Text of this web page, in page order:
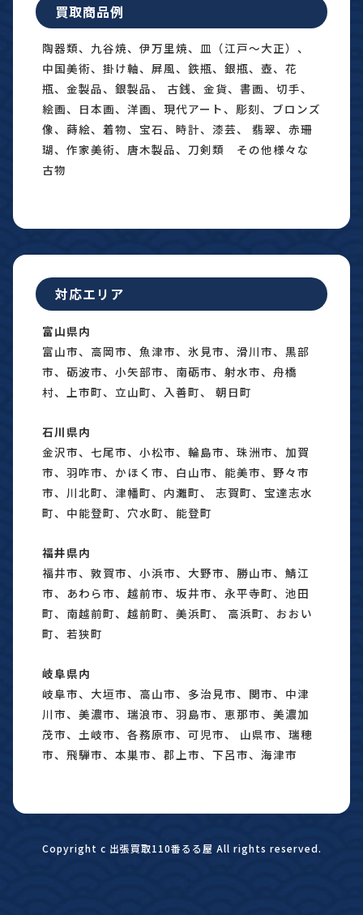
買取商品例
陶器類、九谷焼、伊万里焼、皿（江戸〜大正）、
中国美術、掛け軸、屏風、鉄瓶、銀瓶、壺、花
瓶、金製品、銀製品、 古銭、金貨、書画、切手、
絵画、日本画、洋画、現代アート、彫刻、ブロンズ
像、蒔絵、着物、宝石、時計、漆芸、 翡翠、赤珊
瑚、作家美術、唐木製品、刀剣類 その他様々な
古物
対応エリア
富山県内
富山市、高岡市、魚津市、氷見市、滑川市、黒部
市、砺波市、小矢部市、南砺市、射水市、舟橋
村、上市町、立山町、入善町、 朝日町
石川県内
金沢市、七尾市、小松市、輪島市、珠洲市、加賀
市、羽咋市、かほく市、白山市、能美市、野々市
市、川北町、津幡町、内灘町、 志賀町、宝達志水
町、中能登町、穴水町、能登町
福井県内
福井市、敦賀市、小浜市、大野市、勝山市、鯖江
市、あわら市、越前市、坂井市、永平寺町、池田
町、南越前町、越前町、美浜町、 高浜町、おおい
町、若狭町
岐阜県内
岐阜市、大垣市、高山市、多治見市、関市、中津
川市、美濃市、瑞浪市、羽島市、恵那市、美濃加
茂市、土岐市、各務原市、可児市、 山県市、瑞穂
市、飛騨市、本巣市、郡上市、下呂市、海津市
Copyright c 出張買取110番るる屋 All rights reserved.